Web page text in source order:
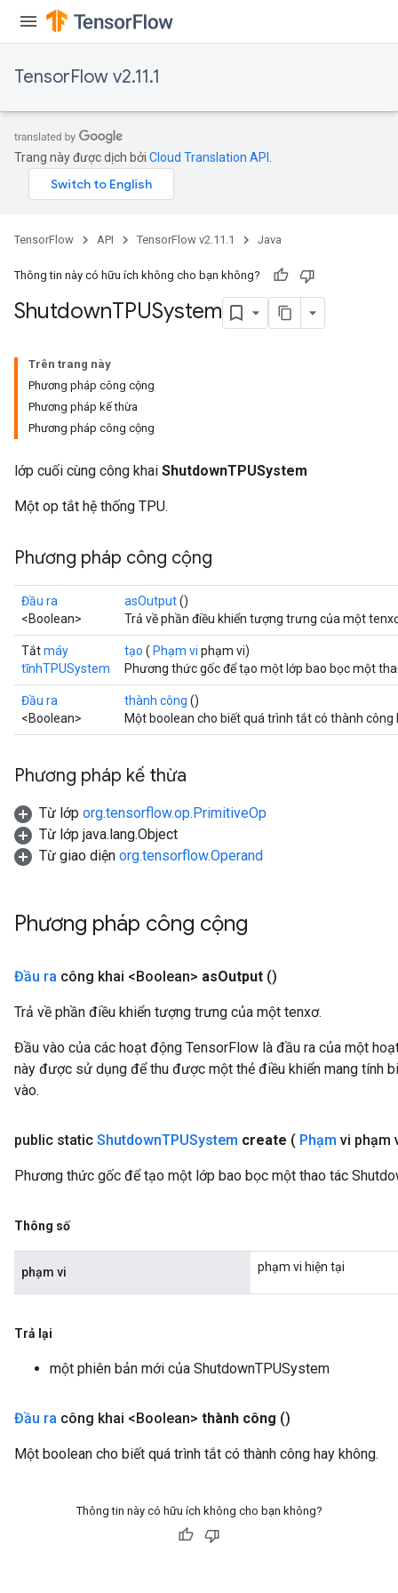
TensorFlow v2.11.1
Trang này được dịch bởi Cloud Translation API
TensorFlow API TensorFlow v2.11.1 Java
Thông tin này có hữu ích không cho bạn không?
ShutdownTPUSystem
Trên trang này
Phương pháp công cộng
Phương pháp kế thừa
Phương pháp công cộng
lớp cuối cùng công khai ShutdownTPUSystem
Một op tắt hệ thống TPU.
Phương pháp công cộng
Đầu ra
<Boolean>
asOutput()
Trả về phần điều khiển tượng trưng của một
Tắtmáy
tĩnhTPUSystem
tạo ( Phạm vi phạm vi)
Phương thức gốc để tạo một lớp bao bọc một
Đầu ra
<Boolean>
thành công ()
Một boolean cho biết quá trình tắt có thành công
Phương pháp kế thừa
Từ lớp org.tensorflow.op.PrimitiveOp
Từ lớp java.lang.Object
Từ giao diện org.tensorflow.Operand
Phương pháp công cộng
Đầu ra công khai <Boolean> asOutput ()
Trả về phần điều khiển tượng trưng của một tenxơ.
Đầu vào của các hoạt động TensorFlow là đầu ra của một
này được sử dụng để thu được một thẻ điều khiển mang tính
vào.
public static ShutdownTPUSystem create ( Phạm vi phạm
Phương thức gốc để tạo một lớp bao bọc một thao tác
Thông số
phạm vi phạm vi hiện tại
Trả lại
một phiên bản mới của ShutdownTPUSystem
Đầu ra công khai <Boolean> thành công ()
Một boolean cho biết quá trình tắt có thành công hay không.
Thông tin này có hữu ích không cho bạn không?